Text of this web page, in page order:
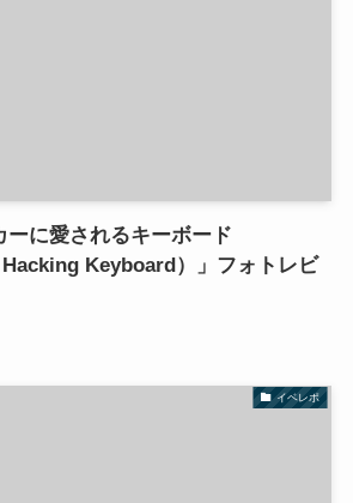
ーに愛されるキーボード
Hacking Keyboard）」フォトレビ
イベレポ